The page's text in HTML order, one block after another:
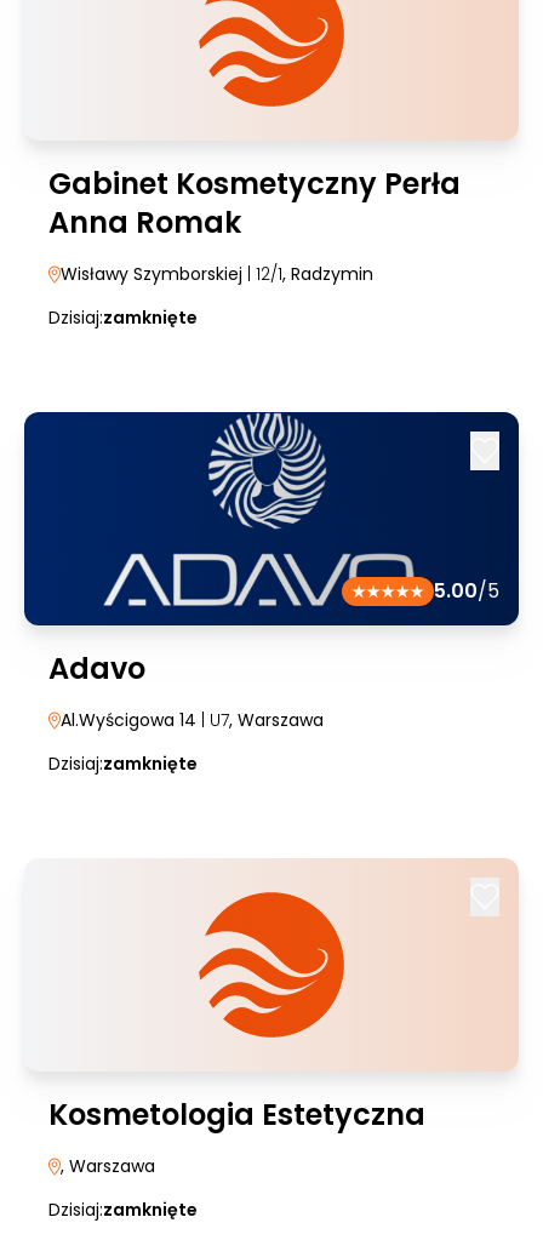
Gabinet Kosmetyczny Perła
Anna Romak
Wisławy Szymborskiej | 12/1, Radzymin
Dzisiaj:zamknięte
5.00/5
Adavo
Al.Wyścigowa 14 | U7, Warszawa
Dzisiaj:zamknięte
Kosmetologia Estetyczna
, Warszawa
Dzisiaj:zamknięte